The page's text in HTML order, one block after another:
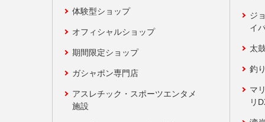
体験型ショップ
オフィシャルショップ
期間限定ショップ
ガシャポン専門店
アスレチック・スポーツエンタメ
施設
ジ
イ
太
釣
マ
リ